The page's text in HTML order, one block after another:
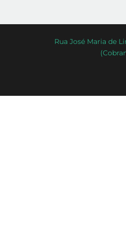
Rua José Maria de